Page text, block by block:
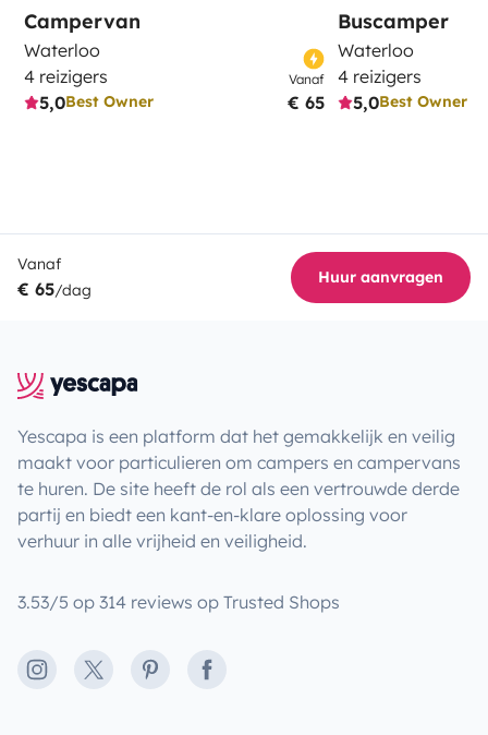
Campervan
Waterloo
4 reizigers
5,0Best Owner
Vanaf
€ 65
Buscamper
Waterloo
4 reizigers
5,0Best Owner
Vanaf
€ 65/dag
Huur aanvragen
Yescapa is een platform dat het gemakkelijk en veilig
maakt voor particulieren om campers en campervans
te huren. De site heeft de rol als een vertrouwde derde
partij en biedt een kant-en-klare oplossing voor
verhuur in alle vrijheid en veiligheid.
3.53/5 op 314 reviews op Trusted Shops
Instagram
X PinterestFacebook